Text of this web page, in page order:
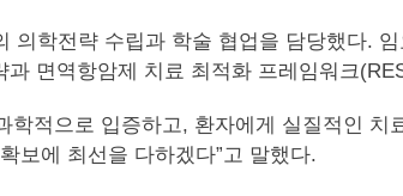
학전략 수립과 학술 협업을 담당했다.
면역항암제 치료 최적화 프레임워크
적으로 입증하고, 환자에게 실질적인 치
보에 최선을 다하겠다”고 말했다.